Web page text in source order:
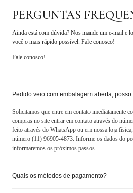
PERGUNTAS
Ainda está com dúvida? Nos mande um e-mail e
você o mais rápido possível. Fale conosco!
Fale conosco!
Pedido veio com embalagem aberta, posso
Solicitamos que entre em contato imediatamente
compras no site entrar em contato através do
feito através do WhatsApp ou em nossa loja
número (11) 96905-4873. Informe os dados do
informaremos os próximos passos.
Quais os métodos de pagamento?